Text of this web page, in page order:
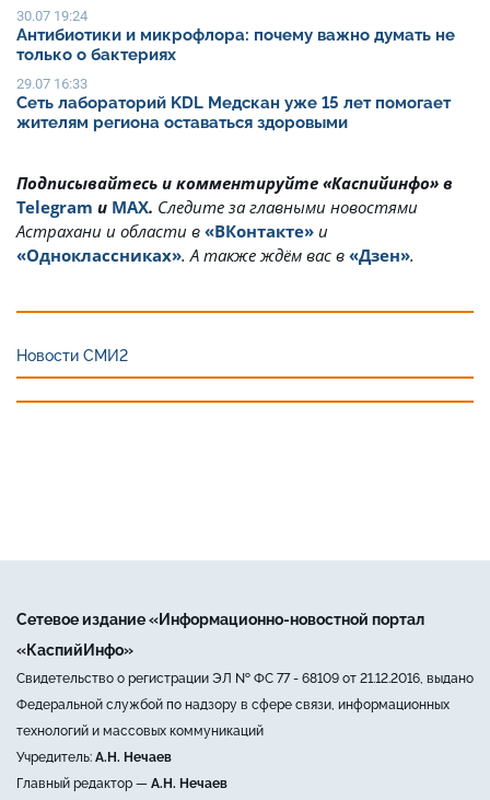
30.07 19:24
Антибиотики и микрофлора: почему важно думать не
только о бактериях
29.07 16:33
Сеть лабораторий KDL Медскан уже 15 лет помогает
жителям региона оставаться здоровыми
Подписывайтесь и комментируйте «Каспийинфо» в
Telegram и MAX. Cледите за главными новостями
Астрахани и области в «ВКонтакте» и
«Одноклассниках». А также ждём вас в «Дзен».
Новости СМИ2
Сетевое издание «Информационно-новостной портал
«КаспийИнфо»
Свидетельство о регистрации ЭЛ № ФС 77 - 68109 от 21.12.2016, выдано
Федеральной службой по надзору в сфере связи, информационных
технологий и массовых коммуникаций
Учредитель: А.Н. Нечаев
Главный редактор — А.Н. Нечаев